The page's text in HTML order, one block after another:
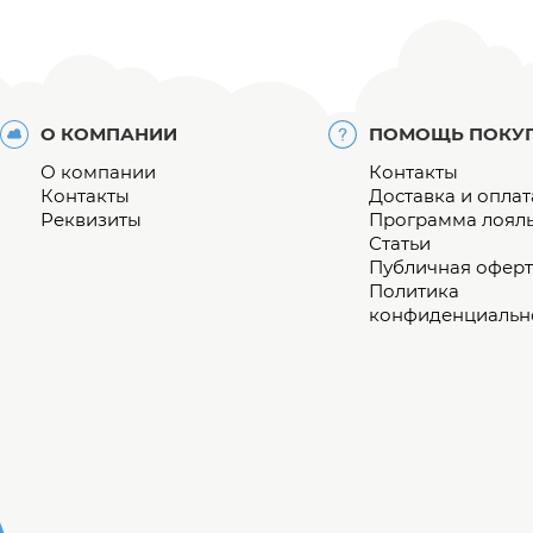
О КОМПАНИИ
О компании
Контакты
Реквизиты
ПОМОЩЬ
Контакты
Доставка и
Программа
Статьи
Публичная
Политика